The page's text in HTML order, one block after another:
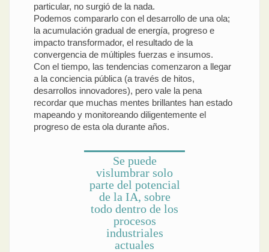
particular, no surgió de la nada.
Podemos compararlo con el desarrollo de una ola;
la acumulación gradual de energía, progreso e
impacto transformador, el resultado de la
convergencia de múltiples fuerzas e insumos.
Con el tiempo, las tendencias comenzaron a llegar
a la conciencia pública (a través de hitos,
desarrollos innovadores), pero vale la pena
recordar que muchas mentes brillantes han estado
mapeando y monitoreando diligentemente el
progreso de esta ola durante años.
Se puede
vislumbrar solo
parte del potencial
de la IA, sobre
todo dentro de los
procesos
industriales
actuales